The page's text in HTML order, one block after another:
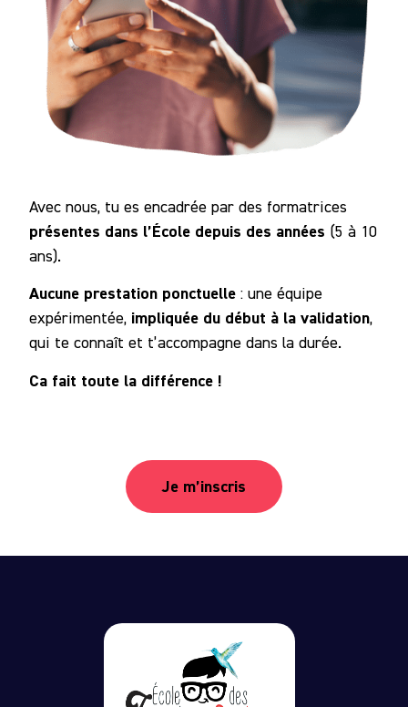
Avec nous, tu es encadrée par des formatrices
présentes dans l’École depuis des années (5 à 10
ans).
Aucune prestation ponctuelle : une équipe
expérimentée, impliquée du début à la validation,
qui te connaît et t’accompagne dans la durée.
Ca fait toute la différence !
Je m’inscris